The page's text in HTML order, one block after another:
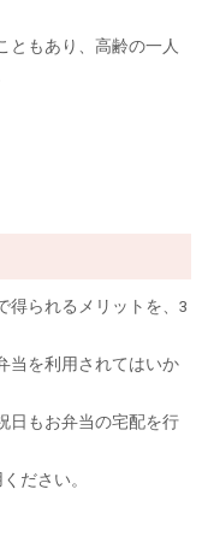
ともあり、高齢の一人
得られるメリットを、3
当を利用されてはいか
日もお弁当の宅配を行
ださい。